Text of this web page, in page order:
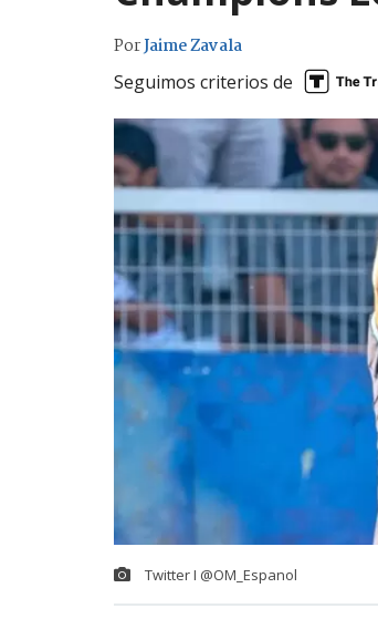
PorJaime Zavala
Seguimos criterios de
Twitter I @OM_Espanol